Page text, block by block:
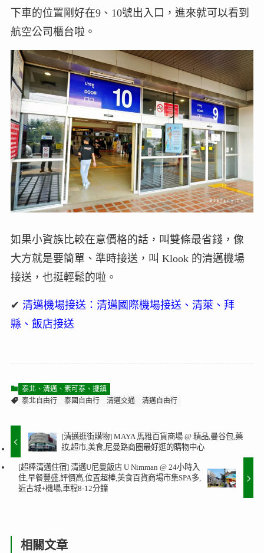
下車的位置剛好在9、10號出入口，進來就可以看到
航空公司櫃台啦。
如果小資族比較在意價格的話，叫雙條最省錢，像
大方就是要簡單、準時接送，叫 Klook 的清邁機場
接送，也挺輕鬆的啦。
✔ 清邁機場接送：清邁國際機場接送、清萊、拜
縣、飯店接送
泰北、清邁、素可泰、擺鎮
泰北自由行
泰國自由行 清邁交通 清邁自由行
[清邁逛街購物] MAYA 馬雅百貨商場 @ 精品,曼谷包,藥
妝,超市,美食,尼曼路商圈最好逛的購物中心
[超棒清邁住宿] 清邁U尼曼飯店 U Nimman @ 24小時入
住,早餐豐盛,評價高,位置超棒,美食百貨商場市集SPA多,
近古城+機場,車程8-12分鐘
相關文章